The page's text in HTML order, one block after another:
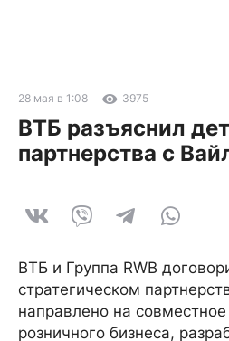
28 мая в 1:08 3975
ВТБ разъяснил
партнерства с
ВТБ и Группа RWB
стратегическом
направлено на совместное
розничного бизнеса,